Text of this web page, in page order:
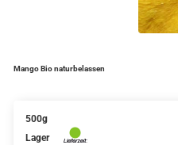
Mango Bio naturbelassen
500g
Lager